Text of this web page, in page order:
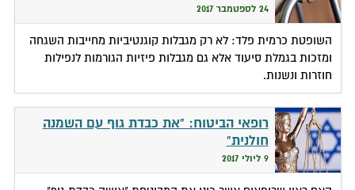
24 לספטמבר 2017
השופטת כרמית פלד: לא רק מגבלות קוגנטיביות מחייבות השגחה
ומזכות בגמלת סיעוד אלא גם מגבלות פיזיות הגורמות לנפילות
חוזרות ונשנות.
רופאי הביטוח: "את כבדת גוף עם השמנה
חולנית"
9 ליולי 2017